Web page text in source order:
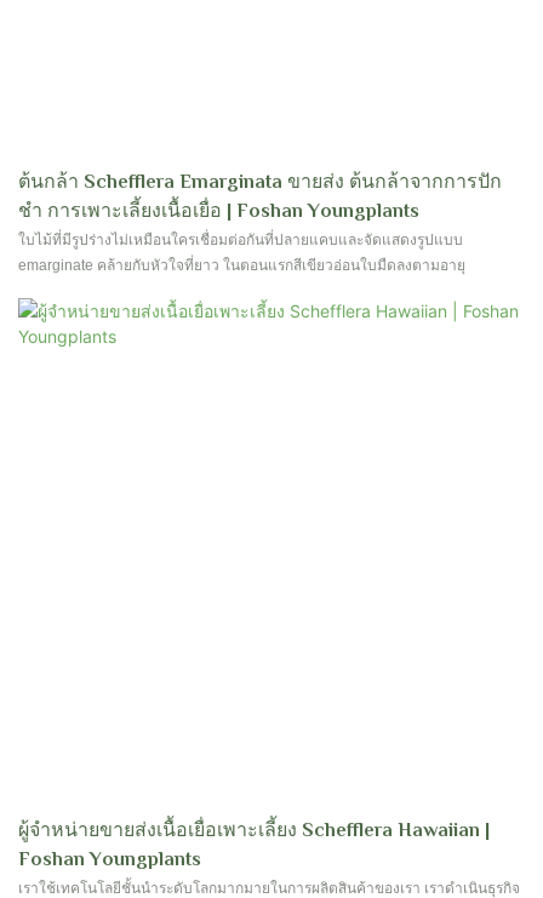
ต้นกล้า Schefflera Emarginata ขายส่ง ต้นกล้าจากการปัก
ชำ การเพาะเลี้ยงเนื้อเยื่อ | Foshan Youngplants
ใบไม้ที่มีรูปร่างไม่เหมือนใครเชื่อมต่อกันที่ปลายแคบและจัดแสดงรูปแบบ
emarginate คล้ายกับหัวใจที่ยาว ในตอนแรกสีเขียวอ่อนใบมืดลงตามอายุ
ผู้จำหน่ายขายส่งเนื้อเยื่อเพาะเลี้ยง Schefflera Hawaiian |
Foshan Youngplants
เราใช้เทคโนโลยีชั้นนำระดับโลกมากมายในการผลิตสินค้าของเรา เราดำเนินธุรกิจ